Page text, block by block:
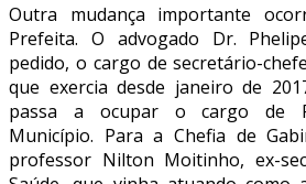
Outra mudança importante
Prefeita. O advogado Dr.
pedido, o cargo de secretário-
que exercia desde janeiro de
passa a ocupar o cargo de
Município. Para a Chefia de
professor Nilton Moitinho, ex-